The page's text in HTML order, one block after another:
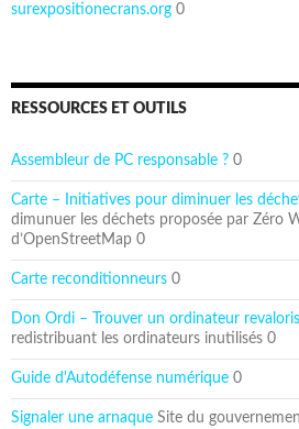
surexpositionecrans.org 0
RESSOURCES ET OUTILS
Assembleur de PC responsable ? 0
Carte – Initiatives pour diminuer les
dimunuer les déchets proposée par Zéro
d’OpenStreetMap 0
Carte reconditionneurs 0
Don Ordi – Trouver un ordinateur
redistribuant les ordinateurs inutilisés 0
Guide d'Autodéfense numérique 0
Signaler une arnaque Site du